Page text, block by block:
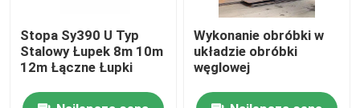
Stopa Sy390 U Typ
Stalowy Łupek 8m 10m
12m Łączne Łupki
Wykonanie obróbki w
układzie obróbki
węglowej